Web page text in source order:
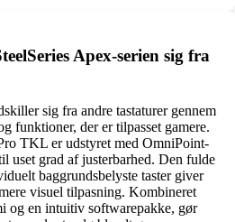
Apex-serien sig fra
sig fra andre tastaturer gennem
funktioner, der er tilpasset gamere.
TKL er udstyret med OmniPoint-
uset grad af justerbarhed. Den fulde
baggrundsbelyste taster giver
visuel tilpasning. Kombineret
og en intuitiv softwarepakke, gør